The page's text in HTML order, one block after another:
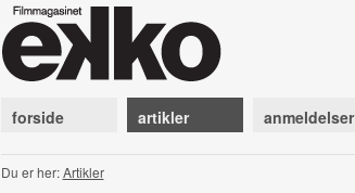
forside artikler anmeldelser
Du er her:Artikler